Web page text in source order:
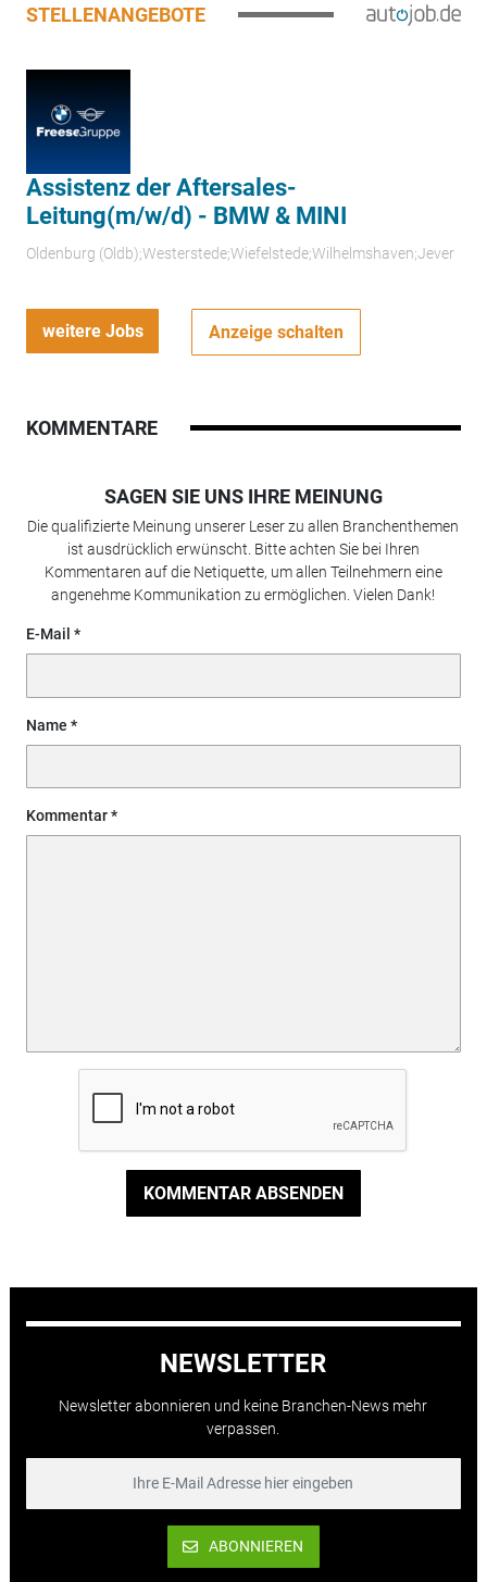
STELLENANGEBOTE
Assistenz der Aftersales-
Leitung(m/w/d) - BMW & MINI
Oldenburg (Oldb);Westerstede;Wiefelstede;Wilhelmshaven;Jever
weitere Jobs Anzeige schalten
KOMMENTARE
SAGEN SIE UNS IHRE MEINUNG
Die qualifizierte Meinung unserer Leser zu allen Branchenthemen
ist ausdrücklich erwünscht. Bitte achten Sie bei Ihren
Kommentaren auf die Netiquette, um allen Teilnehmern eine
angenehme Kommunikation zu ermöglichen. Vielen Dank!
E-Mail
Name
Kommentar
KOMMENTAR ABSENDEN
NEWSLETTER
Newsletter abonnieren und keine Branchen-News mehr
verpassen.
ABONNIEREN